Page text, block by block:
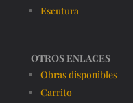
Escutura
OTROS ENLACES
Obras disponibles
Carrito